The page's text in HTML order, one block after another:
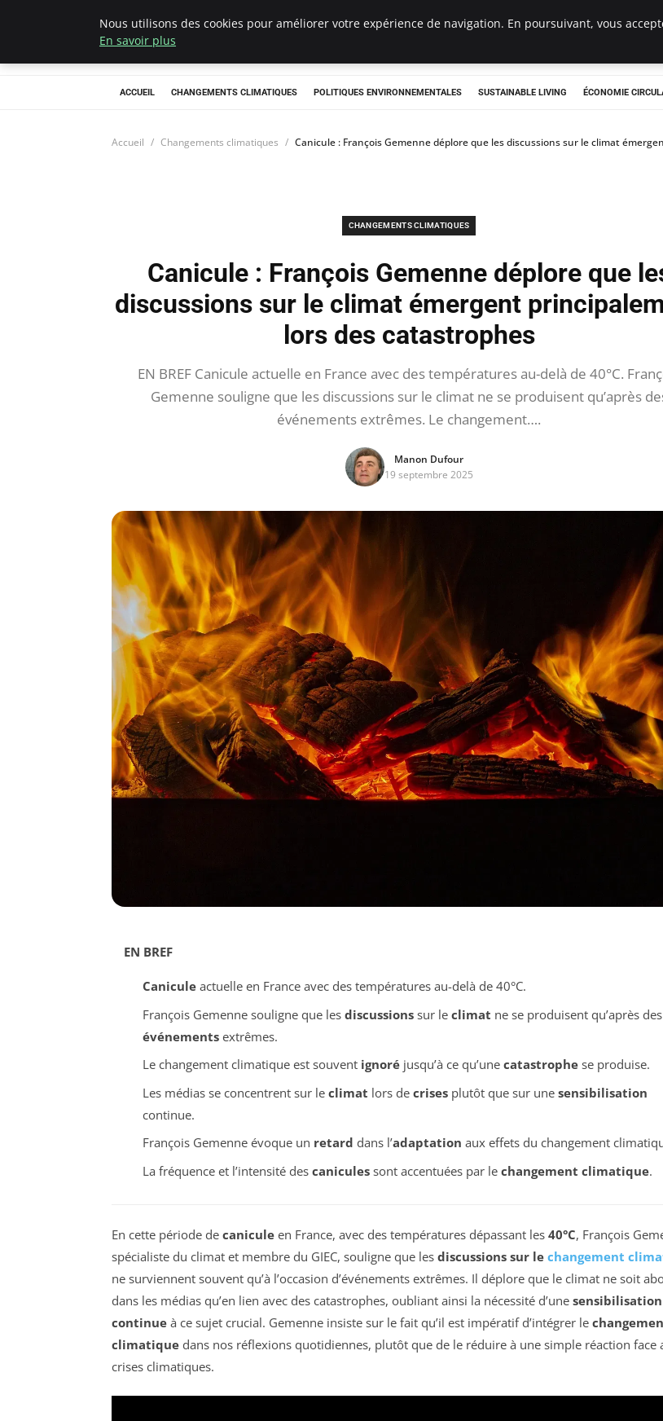
Climategatecountryclub.com
ACCUEIL CHANGEMENTS CLIMATIQUES POLITIQUES ENVIRONNEMENTALES SUSTAINABLE LIVING ÉCONOMIE
Accueil Changements climatiques Canicule : François Gemenne déplore que les discussions sur le climat
CHANGEMENTS CLIMATIQUES
Canicule : François Gemenne déplore que
discussions sur le climat émergent
lors des catastrophes
EN BREF Canicule actuelle en France avec des températures au-delà de 40°C.
Gemenne souligne que les discussions sur le climat ne se produisent qu’après
événements extrêmes. Le changement….
Manon Dufour
19 septembre 2025
EN BREF
Caniculeactuelle en France avec des températures au-delà de 40°C.
François Gemenne souligne que les discussionssur le climat ne se produisent qu’après des
événementsextrêmes.
Le changement climatique est souvent ignoréjusqu’à ce qu’une catastrophese produise.
Les médias se concentrent sur le climat lors de crisesplutôt que sur une sensibilisation
continue.
François Gemenne évoque un retard dans l’adaptation aux effets du changement
La fréquence et l’intensité des caniculessont accentuées par le changement climatique.
En cette période de canicule en France, avec des températures dépassant les 40°C, François
spécialiste du climat et membre du GIEC, souligne que les discussions sur le changement
ne surviennent souvent qu’à l’occasion d’événements extrêmes. Il déplore que le climat ne soit
dans les médias qu’en lien avec des catastrophes, oubliant ainsi la nécessité d’une sensibilisation
continue à ce sujet crucial. Gemenne insiste sur le fait qu’il est impératif d’intégrer le
climatique dans nos réflexions quotidiennes, plutôt que de le réduire à une simple réaction face
crises climatiques.
Nous utilisons des cookies pour améliorer votre expérience de navigation. En poursuivant, vous
En savoir plus